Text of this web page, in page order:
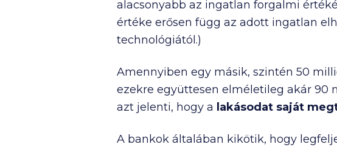
alacsonyabb az ingatlan forgalmi
értéke erősen függ az adott ingatlan
technológiától.)
Amennyiben egy másik, szintén 50
ezekre együttesen elméletileg akár 90
azt jelenti, hogy a lakásodat saját
A bankok általában kikötik, hogy